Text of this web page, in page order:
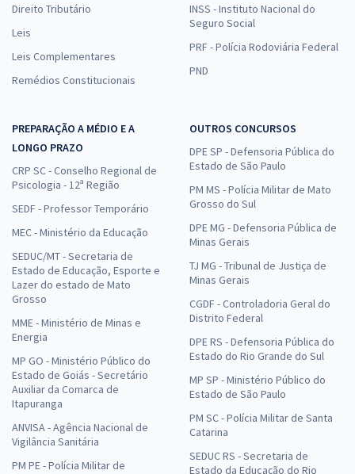
Direito Tributário
Leis
Leis Complementares
Remédios Constitucionais
INSS - Instituto Nacional do
Seguro Social
PRF - Polícia Rodoviária Federal
PND
PREPARAÇÃO A MÉDIO E A
LONGO PRAZO
CRP SC - Conselho Regional de
Psicologia - 12ª Região
SEDF - Professor Temporário
MEC - Ministério da Educação
SEDUC/MT - Secretaria de
Estado de Educação, Esporte e
Lazer do estado de Mato
Grosso
MME - Ministério de Minas e
Energia
MP GO - Ministério Público do
Estado de Goiás - Secretário
Auxiliar da Comarca de
Itapuranga
ANVISA - Agência Nacional de
Vigilância Sanitária
PM PE - Polícia Militar de
OUTROS CONCURSOS
DPE SP - Defensoria Pública do
Estado de São Paulo
PM MS - Polícia Militar de Mato
Grosso do Sul
DPE MG - Defensoria Pública de
Minas Gerais
TJ MG - Tribunal de Justiça de
Minas Gerais
CGDF - Controladoria Geral do
Distrito Federal
DPE RS - Defensoria Pública do
Estado do Rio Grande do Sul
MP SP - Ministério Público do
Estado de São Paulo
PM SC - Polícia Militar de Santa
Catarina
SEDUC RS - Secretaria de
Estado da Educação do Rio